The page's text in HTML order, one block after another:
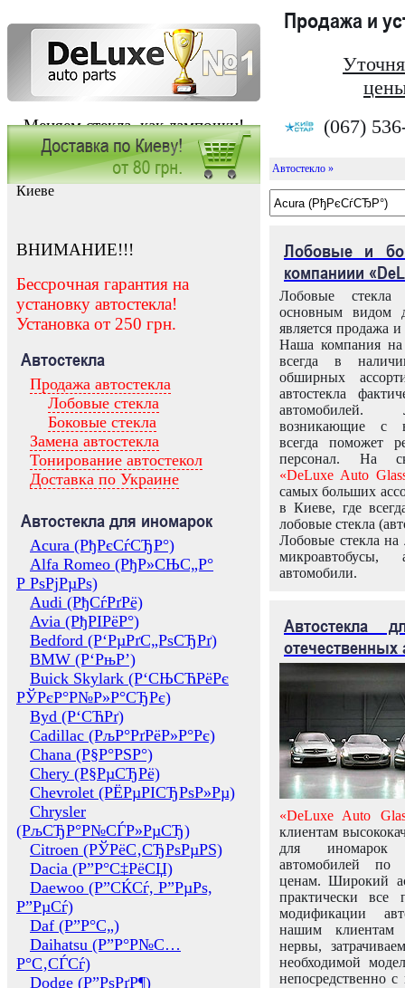
Меняем стекла, как лампочки!
Продажа и
(067)
Заказать установку автостекла в
Киеве
ВНИМАНИЕ!!!
Бессрочная гарантия на
установку автостекла!
Установка от 250 грн.
Автостекла
Продажа автостекла
Лобовые стекла
Боковые стекла
Замена автостекла
Тонирование автостекол
Доставка по Украине
Автостекла для иномарок
Acura (РђРєСѓСЂР°)
Alfa Romeo (РђР»СЊС„Р°
Р РѕРјРµРѕ)
Audi (РђСѓРґРё)
Avia (РђРІРёР°)
Bedford (Р‘РµРґС„РѕСЂРґ)
BMW (Р‘РњР’)
Buick Skylark (Р‘СЊСЋРёРє
РЎРєР°Р№Р»Р°СЂРє)
Byd (Р‘СЋРґ)
Cadillac (РљР°РґРёР»Р°Рє)
Chana (Р§Р°РЅР°)
Chery (Р§РµСЂРё)
Chevrolet (РЁРµРІСЂРѕР»Рµ)
Chrysler
(РљСЂР°Р№СЃР»РµСЂ)
Citroen (РЎРёС‚СЂРѕРµРЅ)
Dacia (Р”Р°С‡РёСЏ)
Daewoo (Р”СЌСѓ, Р”РµРѕ,
Р”РµСѓ)
Daf (Р”Р°С„)
Daihatsu (Р”Р°Р№С…
Р°С‚СЃСѓ)
Dodge (Р”РѕРґР¶)
Автостекло »
Лобовые и
компаниии
Лобовые
основным видом
является продажа и
Наша компания на
всегда в
обширных
автостекла
возникающие с
всегда поможет
персонал. На
«DeLuxe Auto
самых больших
в Киеве, где
лобовые стекла
Лобовые стекла на
микроавтобусы,
автомобили.
Автостекла
отечественных
«DeLuxe Auto
клиентам
для иномарок
автомобилей
ценам. Широкий
практически все
модификации
нашим клиентам
нервы,
необходимой
непосредственно